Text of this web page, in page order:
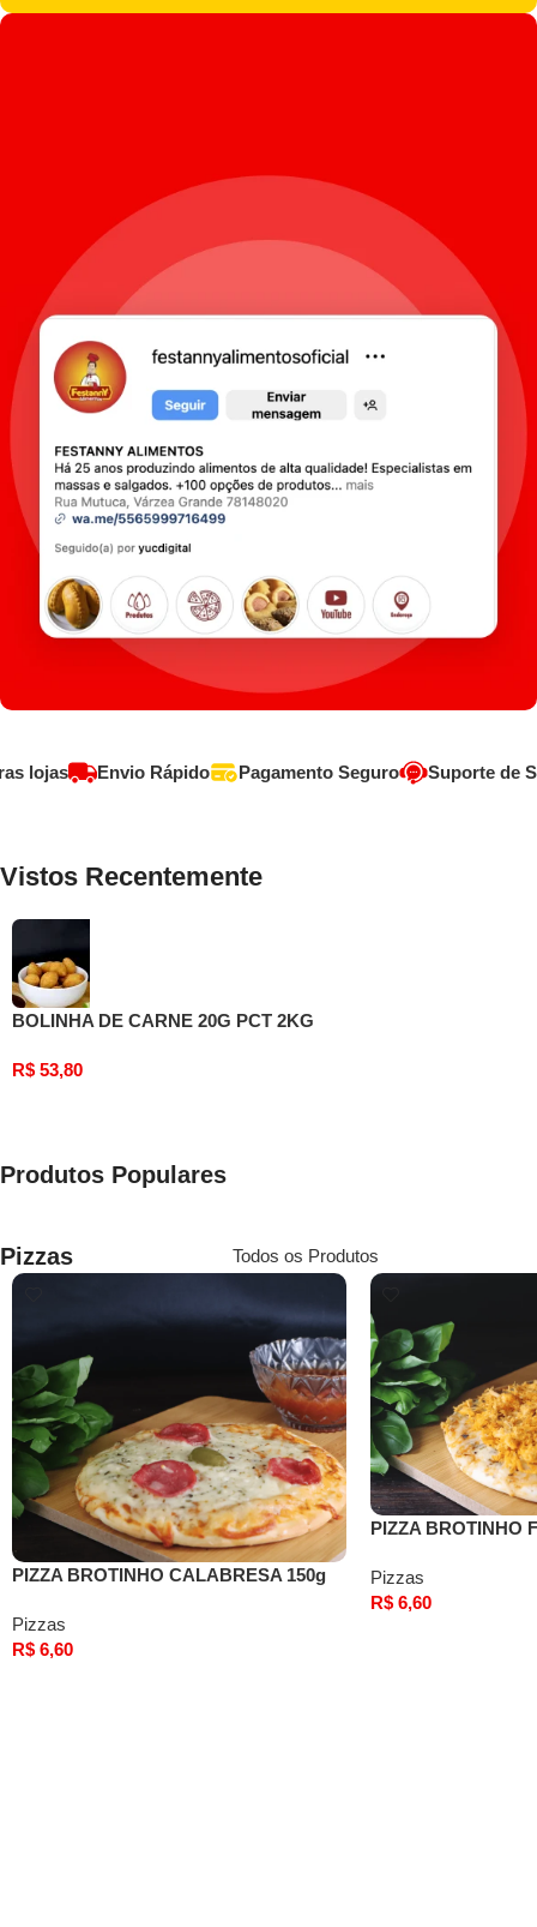
Clique no botão:
lojas Envio Rápido Pagamento Seguro Suporte de
Vistos Recentemente
BOLINHA DE CARNE 20G PCT 2KG
R$ 53,80
Produtos Populares
Pizzas Todos os Produtos
PIZZA BROTINHO CALABRESA 150g
Pizzas
R$ 6,60
PIZZA BROTINHO
Pizzas
R$6,60